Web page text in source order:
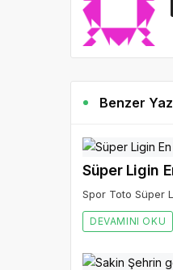
Benzer
Süper Ligin
Spor Toto Süper
DEVAMINI OKU